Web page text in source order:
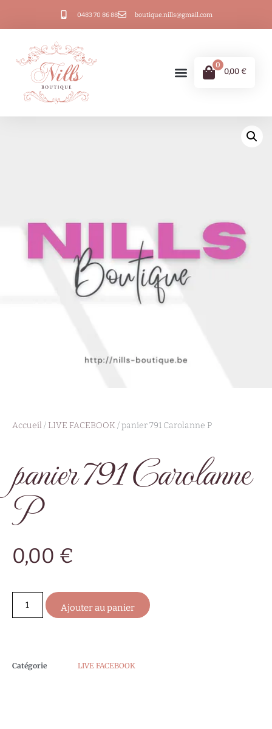
0483 70 86 88 boutique.nills@gmail.com
0
0,00 €
Accueil/ LIVE FACEBOOK/ panier 791 Carolanne P
panier 791 Carolanne
P
0,00 €
Ajouter au panier
Catégorie LIVE FACEBOOK